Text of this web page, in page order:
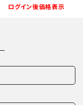
ログイン後価格表示